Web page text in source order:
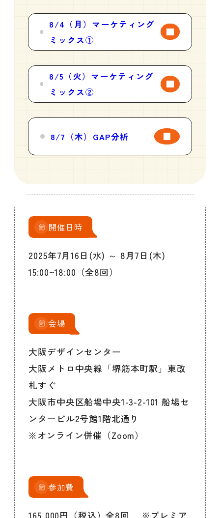
8/4（月）マーケティング
ミックス①
8/5（火）マーケティング
ミックス②
8/7（木）GAP分析
開催日時
2025年7月16日(水) ～ 8月7日(木)
15:00~18:00（全8回）
会場
大阪デザインセンター
大阪メトロ中央線「堺筋本町駅」東改
札すぐ
大阪市中央区船場中央1-3-2-101 船場セ
ンタービル2号館1階北通り
※オンライン併催（Zoom）
参加費
165,000円（税込）全8回 ※プレミア